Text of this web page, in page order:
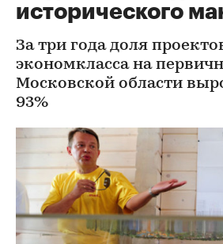
исторического
За три года доля
экономкласса на
Московской области
93%